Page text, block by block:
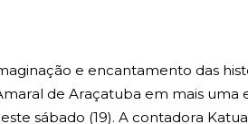
e encantamento das
de Araçatuba em mais uma
sábado (19). A contadora